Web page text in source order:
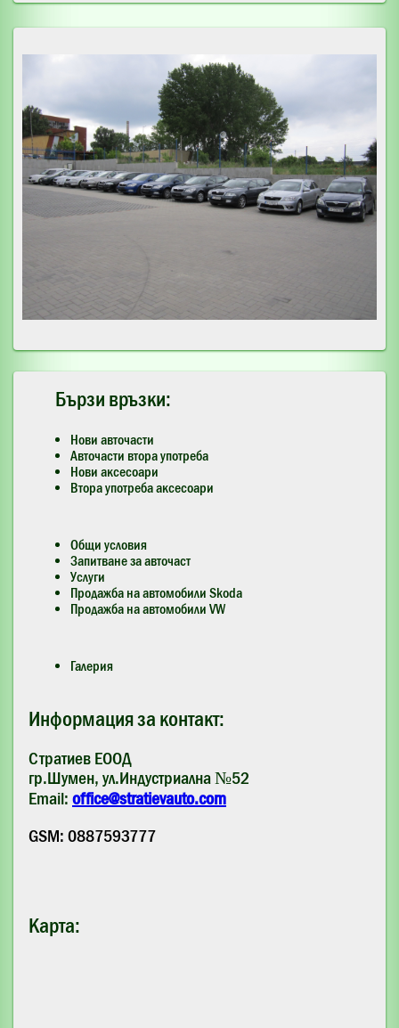
Бързи връзки:
Нови авточасти
Авточасти втора употреба
Нови аксесоари
Втора употреба аксесоари
Общи условия
Запитване за авточаст
Услуги
Продажба на автомобили Skoda
Продажба на автомобили VW
Галерия
Информация за контакт:
Стратиев ЕООД
гр.Шумен, ул.Индустриална №52
Email: office@stratievauto.com
GSM: 0887593777
Карта: